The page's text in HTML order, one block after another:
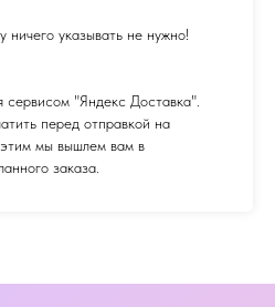
ничего указывать не нужно!
сервисом "Яндекс Доставка".
перед отправкой на
мы вышлем вам в
заказа.